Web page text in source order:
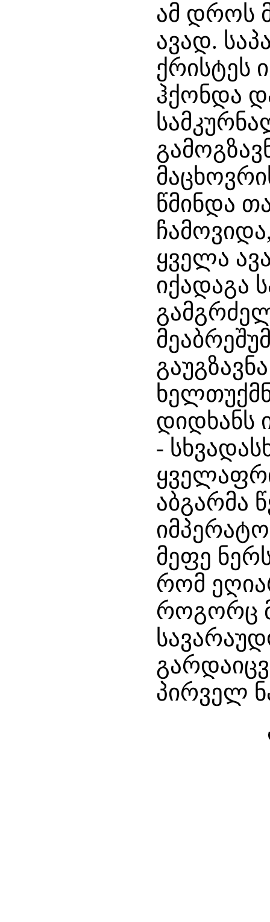
ამ დროს
ავად.
ქრისტეს
ჰქონდა
წმინდა
ყველა
იქადაგა
დიდხანს
-
აბგარმა
მეფე
რომ
როგორც
პირველ